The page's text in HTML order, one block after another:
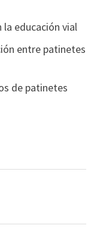
educación vial
entre patinetes
de patinetes